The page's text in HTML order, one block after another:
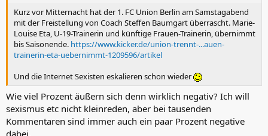
Kurz vor Mitternacht hat der 1. FC Union Berlin am Samstagabend
mit der Freistellung von Coach Steffen Baumgart überrascht. Marie-
Louise Eta, U-19-Trainerin und künftige Frauen-Trainerin, übernimmt
bis Saisonende. https://www.kicker.de/union-trennt-...auen-
trainerin-eta-uebernimmt-1209596/artikel
Und die Internet Sexisten eskalieren schon wieder
Wie viel Prozent äußern sich denn wirklich negativ? Ich will
sexismus etc nicht kleinreden, aber bei tausenden
Kommentaren sind immer auch ein paar Prozent negative
dabei.